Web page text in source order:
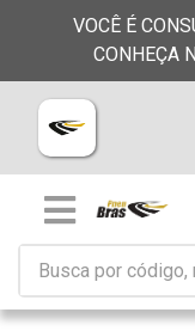
VOCÊ É
CONHEÇA